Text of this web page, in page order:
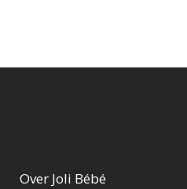
Over Joli Bébé